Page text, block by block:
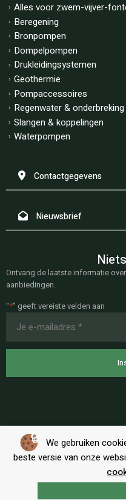
We gebruiken
beste versie van onze
Alles voor zwem-vijver-
Beregening
Bronpompen
Dompelpompen
Drukleidingsystemen
Geothermie
Pompaccessoires
Regenwater & onderbreking
Slangen & koppelingen
Waterpompen
Contactgegevens
Nieuwsbrief
Ontvang de laatste informatie
aanbiedingen.
"*" geeft vereiste velden aan
mailadres
*